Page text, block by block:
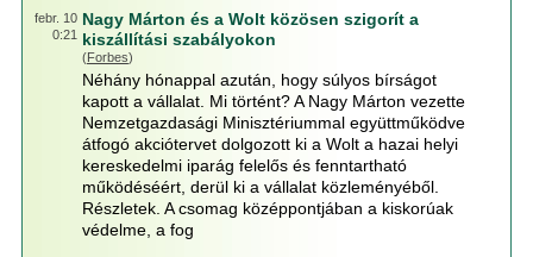
febr. 10
0:21
Nagy Márton és a Wolt közösen szigorít a
kiszállítási szabályokon
(Forbes)
Néhány hónappal azután, hogy súlyos bírságot
kapott a vállalat. Mi történt? A Nagy Márton vezette
Nemzetgazdasági Minisztériummal együttműködve
átfogó akciótervet dolgozott ki a Wolt a hazai helyi
kereskedelmi iparág felelős és fenntartható
működéséért, derül ki a vállalat közleményéből.
Részletek. A csomag középpontjában a kiskorúak
védelme, a fog